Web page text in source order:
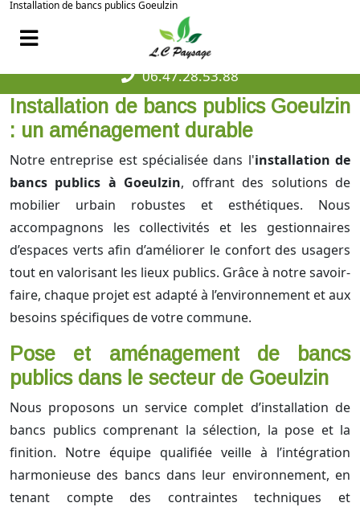
Installation de bancs publics Goeulzin
06.47.28.53.88
Installation de bancs publics Goeulzin
: un aménagement durable
Notre entreprise est spécialisée dans l'installation de
bancs publics à Goeulzin, offrant des solutions de
mobilier urbain robustes et esthétiques. Nous
accompagnons les collectivités et les gestionnaires
d’espaces verts afin d’améliorer le confort des usagers
tout en valorisant les lieux publics. Grâce à notre savoir-
faire, chaque projet est adapté à l’environnement et aux
besoins spécifiques de votre commune.
Pose et aménagement de bancs
publics dans le secteur de Goeulzin
Nous proposons un service complet d’installation de
bancs publics comprenant la sélection, la pose et la
finition. Notre équipe qualifiée veille à l’intégration
harmonieuse des bancs dans leur environnement, en
tenant compte des contraintes techniques et